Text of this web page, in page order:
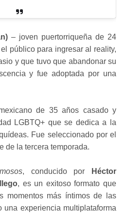
– joven puertorriqueña de 24
público para ingresar al reality,
y que tuvo que abandonar su
y fue adoptada por una
de 35 años casado y
LGBTQ+ que se dedica a la
Fue seleccionado por el
de la tercera temporada.
, conducido por
Héctor
, es un exitoso formato que
momentos más íntimos de las
una experiencia multiplataforma